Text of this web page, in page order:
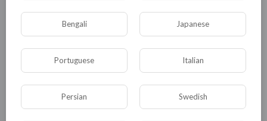
Комментариев нет
Bengali Japanese
Portuguese Italian
Persian Swedish